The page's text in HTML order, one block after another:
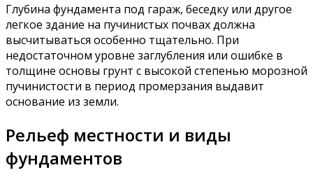
Глубина фундамента под гараж, беседку или другое
легкое здание на пучинистых почвах должна
высчитываться особенно тщательно. При
недостаточном уровне заглубления или ошибке в
толщине основы грунт с высокой степенью морозной
пучинистости в период промерзания выдавит
основание из земли.
Рельеф местности и виды
фундаментов